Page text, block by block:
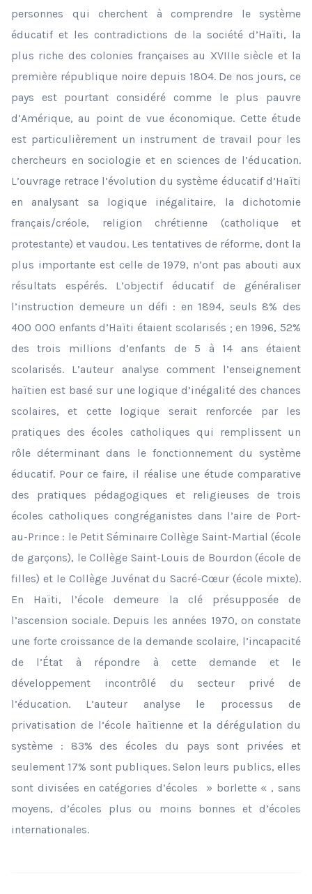
personnes qui cherchent à comprendre le système
éducatif et les contradictions de la société d’Haïti, la
plus riche des colonies françaises au XVIIIe siècle et la
première république noire depuis 1804. De nos jours, ce
pays est pourtant considéré comme le plus pauvre
d’Amérique, au point de vue économique. Cette étude
est particulièrement un instrument de travail pour les
chercheurs en sociologie et en sciences de l’éducation.
L’ouvrage retrace l’évolution du système éducatif d’Haïti
en analysant sa logique inégalitaire, la dichotomie
français/créole, religion chrétienne (catholique et
protestante) et vaudou. Les tentatives de réforme, dont la
plus importante est celle de 1979, n’ont pas abouti aux
résultats espérés. L’objectif éducatif de généraliser
l’instruction demeure un défi : en 1894, seuls 8% des
400 000 enfants d’Haïti étaient scolarisés ; en 1996, 52%
des trois millions d’enfants de 5 à 14 ans étaient
scolarisés. L’auteur analyse comment l’enseignement
haïtien est basé sur une logique d’inégalité des chances
scolaires, et cette logique serait renforcée par les
pratiques des écoles catholiques qui remplissent un
rôle déterminant dans le fonctionnement du système
éducatif. Pour ce faire, il réalise une étude comparative
des pratiques pédagogiques et religieuses de trois
écoles catholiques congréganistes dans l’aire de Port-
au-Prince : le Petit Séminaire Collège Saint-Martial (école
de garçons), le Collège Saint-Louis de Bourdon (école de
filles) et le Collège Juvénat du Sacré-Cœur (école mixte).
En Haïti, l’école demeure la clé présupposée de
l’ascension sociale. Depuis les années 1970, on constate
une forte croissance de la demande scolaire, l’incapacité
de l’État à répondre à cette demande et le
développement incontrôlé du secteur privé de
l’éducation. L’auteur analyse le processus de
privatisation de l’école haïtienne et la dérégulation du
système : 83% des écoles du pays sont privées et
seulement 17% sont publiques. Selon leurs publics, elles
sont divisées en catégories d’écoles » borlette « , sans
moyens, d’écoles plus ou moins bonnes et d’écoles
internationales.